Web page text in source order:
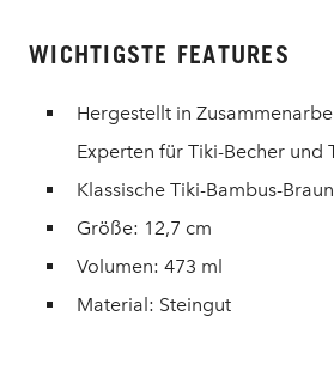
WICHTIGSTE FEATURES
Hergestellt in
Experten für Tiki-Becher und
Klassische Tiki-Bambus-
Größe: 12,7 cm
Volumen: 473 ml
Material: Steingut